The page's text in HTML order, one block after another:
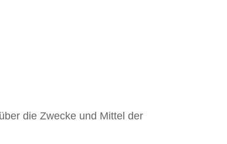
die Zwecke und Mittel der